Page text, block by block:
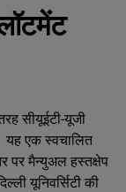
सीयूईटी-यूजी
यह एक स्वचालित
पर मैन्युअल हस्तक्षेप
यूनिवर्सिटी की